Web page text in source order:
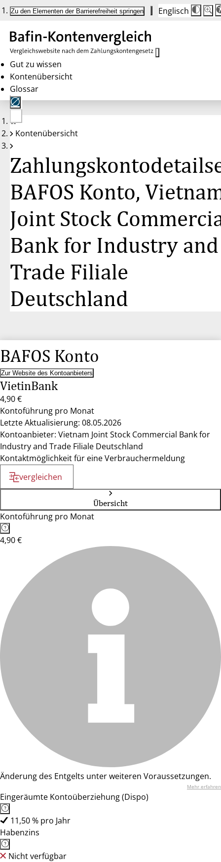
Zu den Elementen der Barrierefreiheit springen Englisch
Die
auf
100
100
Gut zu wissen
Kontenübersicht
Glossar
Keine
Konten
Kontenübersicht
BAFOS Konto,
Joint Stock
Bank for Industry and
Trade Filiale
Deutschland
BAFOS Konto
Zur Website des Kontoanbieters
VietinBank
4,90 €
Kontoführung pro Monat
Letzte Aktualisierung: 08.05.2026
Kontoanbieter: Vietnam Joint Stock Commercial Bank for
Industry and Trade Filiale Deutschland
Kontaktmöglichkeit für eine Verbrauchermeldung
vergleichen
Übersicht
Kontoführung pro Monat
4,90 €
Änderung des Entgelts unter weiteren Voraussetzungen.
Mehr erfahren
Eingeräumte Kontoüberziehung (Dispo)
11,50 % pro Jahr
Habenzins
Nicht verfügbar